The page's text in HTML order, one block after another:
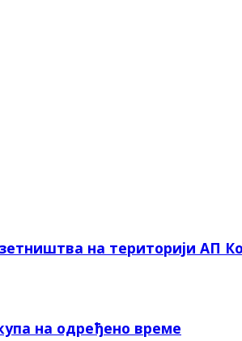
на територији АП
на одређено време